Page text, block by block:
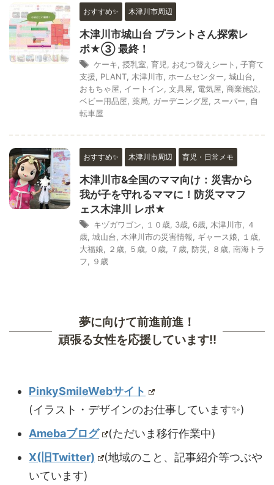
おすすめ✨ 木津川市周辺
木津川市城山台 プラントさん探索レ
ポ★③ 最終！
ケーキ, 授乳室, 育児, おむつ替えシート , 子育て
支援, PLANT, 木津川市, ホームセンター, 城山台,
おもちゃ屋, イートイン, 文具屋, 電気屋, 商業施設,
ベビー用品屋, 薬局, ガーデニング屋, スーパー, 自
転車屋
おすすめ✨ 木津川市周辺 育児・日常メモ
木津川市&全国のママ向け：災害から
我が子を守れるママに！防災ママフ
ェス木津川 レポ★
キヅガワゴン, １０歳, 3歳, 6歳, 木津川市, ４
歳, 城山台, 木津川市の災害情報, ギャース娘, １歳,
大福娘, ２歳, ５歳, ０歳, ７歳, 防災, ８歳, 南海トラ
フ, ９歳
夢に向けて前進前進！
頑張る女性を応援しています!!
PinkySmileWebサイト
(イラスト・デザインのお仕事しています✨)
Amebaブログ
(ただいま移行作業中)
X(旧Twitter)
(地域のこと、記事紹介等つぶや
いています)